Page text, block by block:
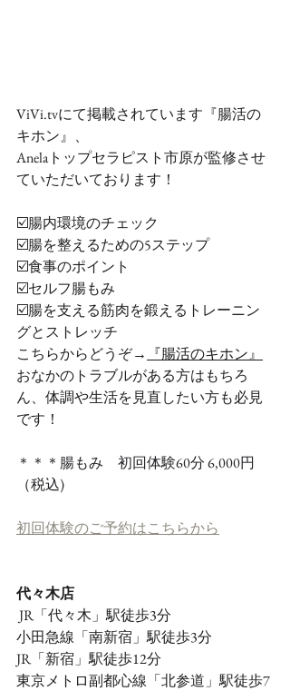
ViVi.tvにて掲載されています『腸活の
キホン』、
Anelaトップセラピスト市原が監修させ
ていただいております！
☑️腸内環境のチェック
☑️腸を整えるための5ステップ
☑️食事のポイント
☑️セルフ腸もみ
☑️腸を支える筋肉を鍛えるトレーニン
グとストレッチ
こちらからどうぞ→ 『腸活のキホン』
おなかのトラブルがある方はもちろ
ん、体調や生活を見直したい方も必見
です！
＊＊＊腸もみ　初回体験60分 6,000円
（税込)
初回体験のご予約はこちらから
代々木店
JR「代々木」駅徒歩3分
小田急線「南新宿」駅徒歩3分
JR「新宿」駅徒歩12分
東京メトロ副都心線「北参道」駅徒歩7